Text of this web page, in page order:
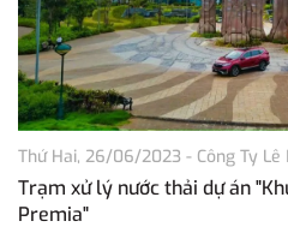
Thứ Hai, 26/06/2023 - Công Ty
Trạm xử lý nước thải dự án
Premia"